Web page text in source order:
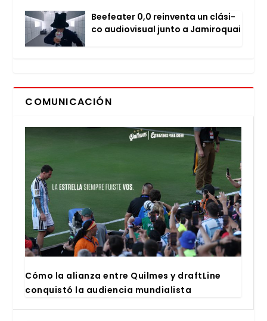
Bee­fea­ter 0,0 rein­ven­ta un clá­si­
co audio­vi­sual jun­to a Jami­ro­quai
COMUNICACIÓN
Cómo la alian­za entre Quil­mes y draftLi­ne
con­quis­tó la audien­cia mun­dia­lis­ta